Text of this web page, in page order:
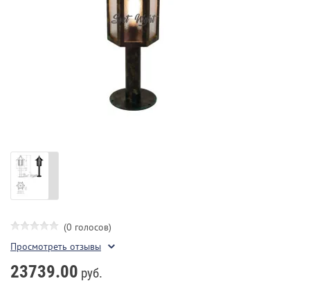
(0 голосов)
Просмотреть отзывы
23739.00 руб.